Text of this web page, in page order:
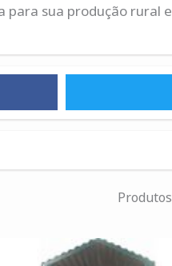
sua produção rural